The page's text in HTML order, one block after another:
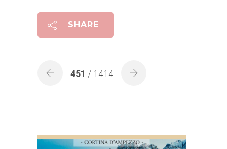
SHARE
451 / 1414